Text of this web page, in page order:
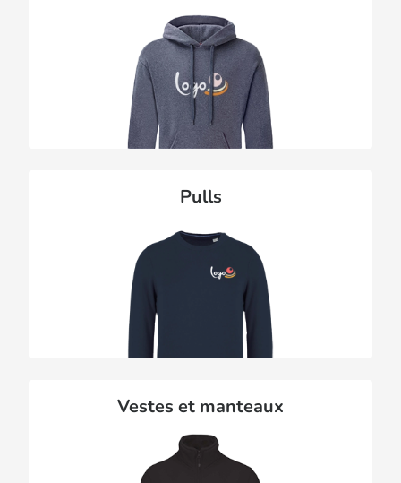
Pulls
Vestes et manteaux